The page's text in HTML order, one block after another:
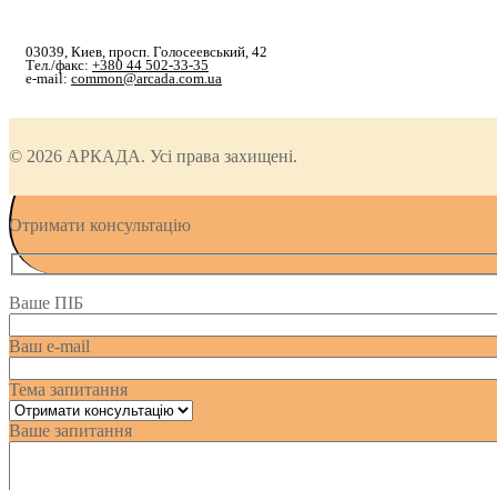
03039, Киев, просп. Голосеевський, 42
Тел./факс: +380 44 502-33-35
e-mail: common@arcada.com.ua
© 2026 АРКАДА. Усі права захищені.
Отримати консультацію
Ваше ПІБ
Ваш e-mail
Тема запитання
Ваше запитання